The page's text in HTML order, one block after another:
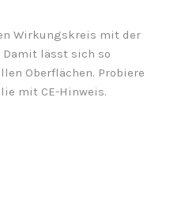
Wirkungskreis mit der
lässt sich so
Oberflächen. Probiere
mit CE-Hinweis.